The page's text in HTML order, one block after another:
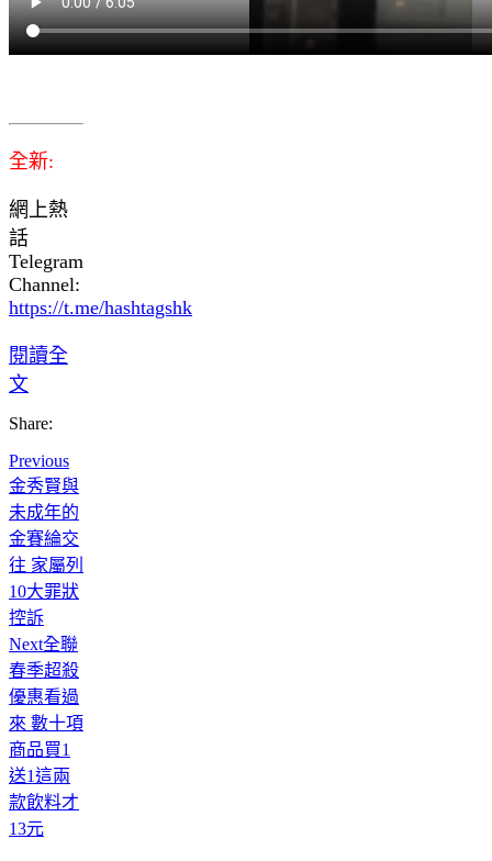
全新:
網上熱
話
Telegram
Channel:
https://t.me/hashtagshk
閱讀全
文
Share:
Previous
金秀賢與
未成年的
金賽綸交
往 家屬列
10大罪狀
控訴
Next全聯
春季超殺
優惠看過
來 數十項
商品買1
送1這兩
款飲料才
13元